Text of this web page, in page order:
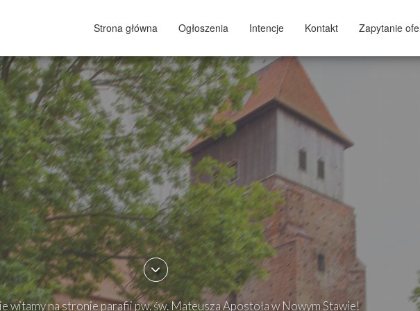
Strona główna Ogłoszenia Intencje Kontakt Zapytanie
witamy na stronie parafii pw. św. Mateusza Apostoła w Nowym Stawie!